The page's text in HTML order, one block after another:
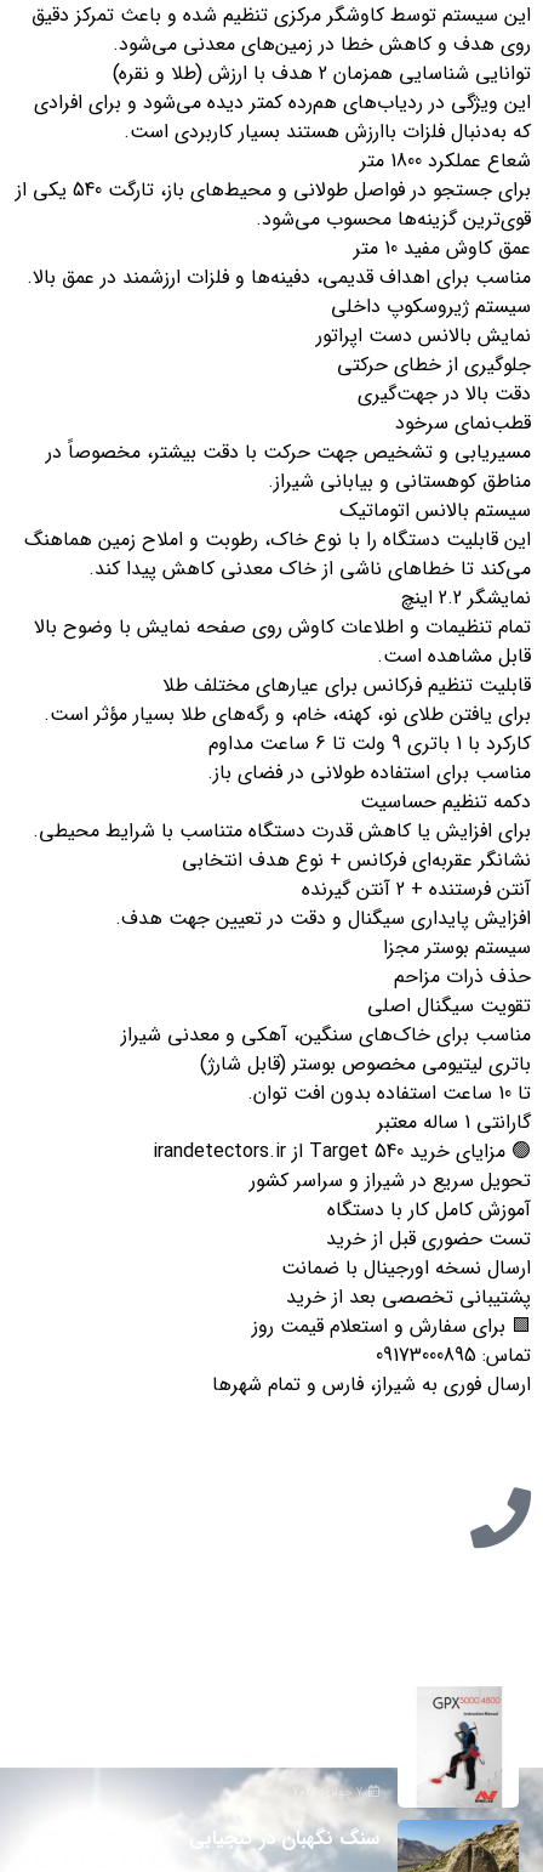
این سیستم توسط کاوشگر مرکزی تنظیم شده و باعث تمرکز دقیق
روی هدف و کاهش خطا در زمین‌های معدنی می‌شود.
توانایی شناسایی همزمان 2 هدف با ارزش (طلا و نقره)
این ویژگی در ردیاب‌های هم‌رده کمتر دیده می‌شود و برای افرادی
که به‌دنبال فلزات باارزش هستند بسیار کاربردی است.
شعاع عملکرد 1800 متر
برای جستجو در فواصل طولانی و محیط‌های باز، تارگت 540 یکی از
قوی‌ترین گزینه‌ها محسوب می‌شود.
عمق کاوش مفید 10 متر
مناسب برای اهداف قدیمی، دفینه‌ها و فلزات ارزشمند در عمق بالا.
سیستم ژیروسکوپ داخلی
نمایش بالانس دست اپراتور
جلوگیری از خطای حرکتی
دقت بالا در جهت‌گیری
قطب‌نمای سرخود
مسیریابی و تشخیص جهت حرکت با دقت بیشتر، مخصوصاً در
مناطق کوهستانی و بیابانی شیراز.
سیستم بالانس اتوماتیک
این قابلیت دستگاه را با نوع خاک، رطوبت و املاح زمین هماهنگ
می‌کند تا خطاهای ناشی از خاک معدنی کاهش پیدا کند.
نمایشگر 2.2 اینچ
تمام تنظیمات و اطلاعات کاوش روی صفحه نمایش با وضوح بالا
قابل مشاهده است.
قابلیت تنظیم فرکانس برای عیارهای مختلف طلا
برای یافتن طلای نو، کهنه، خام، و رگه‌های طلا بسیار مؤثر است.
کارکرد با 1 باتری 9 ولت تا 6 ساعت مداوم
مناسب برای استفاده طولانی در فضای باز.
دکمه تنظیم حساسیت
برای افزایش یا کاهش قدرت دستگاه متناسب با شرایط محیطی.
نشانگر عقربه‌ای فرکانس + نوع هدف انتخابی
آنتن فرستنده + 2 آنتن گیرنده
افزایش پایداری سیگنال و دقت در تعیین جهت هدف.
سیستم بوستر مجزا
حذف ذرات مزاحم
تقویت سیگنال اصلی
مناسب برای خاک‌های سنگین، آهکی و معدنی شیراز
باتری لیتیومی مخصوص بوستر (قابل شارژ)
تا 10 ساعت استفاده بدون افت توان.
گارانتی 1 ساله معتبر
🟢 مزایای خرید Target 540 از irandetectors.ir
تحویل سریع در شیراز و سراسر کشور
آموزش کامل کار با دستگاه
تست حضوری قبل از خرید
ارسال نسخه اورجینال با ضمانت
پشتیبانی تخصصی بعد از خرید
🟩 برای سفارش و استعلام قیمت روز
تماس: 09173000895
ارسال فوری به شیراز، فارس و تمام شهرها
7 جولای 2026
سنگ نگهبان در گنجیابی